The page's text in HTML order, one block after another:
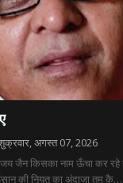
अगस्त 07, 2026
जैन किसका नाम ऊँचा कर रहे
की नियत का अंदाजा तुम कै…